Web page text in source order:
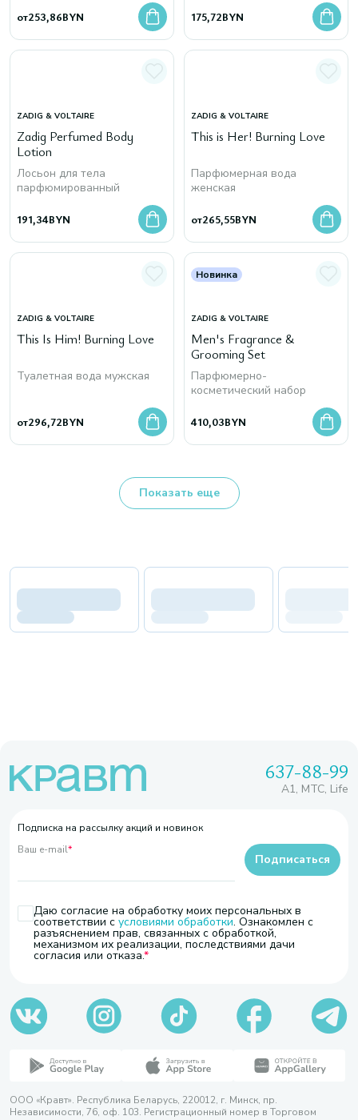
от253,86BYN 175,72BYN
ZADIG & VOLTAIRE
Zadig Perfumed Body
Lotion
Лосьон для тела
парфюмированный
191,34BYN
ZADIG & VOLTAIRE
This is Her! Burning Love
Парфюмерная вода
женская
от265,55BYN
ZADIG & VOLTAIRE
This Is Him! Burning Love
Туалетная вода мужская
от296,72BYN
Новинка
ZADIG & VOLTAIRE
Men's Fragrance &
Grooming Set
Парфюмерно-
косметический набор
410,03BYN
Показать еще
637-88-99
A1, МТС, Life
Подписка на рассылку акций и новинок
Ваш e-mail*
Даю согласие на обработку моих персональных в
соответствии с условиями обработки. Ознакомлен с
разъяснением прав, связанных с обработкой,
механизмом их реализации, последствиями дачи
согласия или отказа.
Подписаться
ООО «Кравт». Республика Беларусь, 220012, г. Минск, пр.
Независимости, 76, оф. 103. Регистрационный номер в Торговом